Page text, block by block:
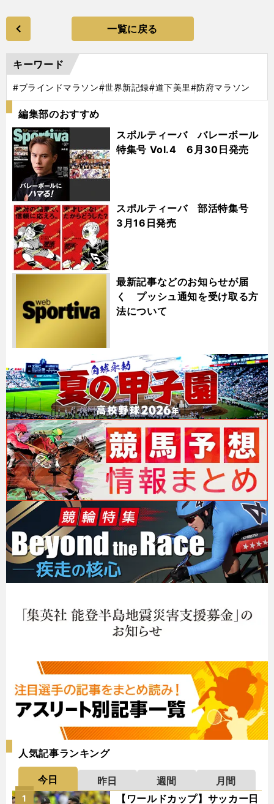
一覧に戻る
キーワード
#ブラインドマラソン#世界新記録#道下美里#防府マラソン
編集部のおすすめ
スポルティーバ バレーボール
特集号 Vol.4 6月30日発売
スポルティーバ 部活特集号
3月16日発売
最新記事などのお知らせが届
く プッシュ通知を受け取る方
法について
人気記事ランキング
今日 昨日 週間
月間
【ワールドカップ】サッカー日
1